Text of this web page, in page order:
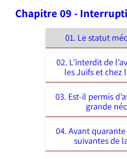
Chapitre 09 -
01. Le statut
02. L’interdit de
les Juifs et chez
03. Est-il permis
grande
04. Avant
suivantes de